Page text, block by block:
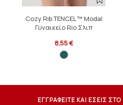
Cozy Rib TENCEL™ Modal
Γυναικείο Rio Σλιπ
8,55 €
ΕΓΓΡΑΦΕΙΤΕ ΚΑΙ ΕΣΕΙΣ